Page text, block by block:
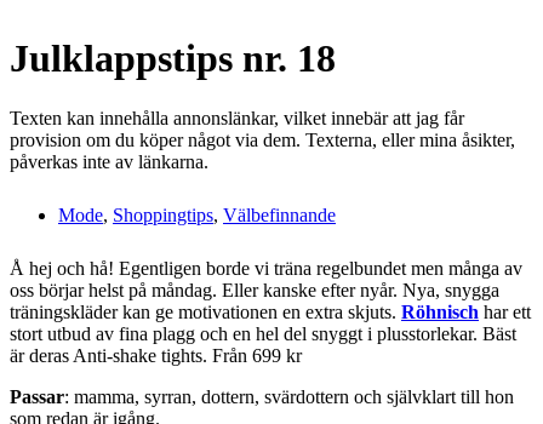
Julklappstips nr. 18
Texten kan innehålla annonslänkar, vilket innebär att jag får
provision om du köper något via dem. Texterna, eller mina åsikter,
påverkas inte av länkarna.
Mode, Shoppingtips, Välbefinnande
Å hej och hå! Egentligen borde vi träna regelbundet men många av
oss börjar helst på måndag. Eller kanske efter nyår. Nya, snygga
träningskläder kan ge motivationen en extra skjuts. Röhnisch har ett
stort utbud av fina plagg och en hel del snyggt i plusstorlekar. Bäst
är deras Anti-shake tights. Från 699 kr
Passar: mamma, syrran, dottern, svärdottern och självklart till hon
som redan är igång.